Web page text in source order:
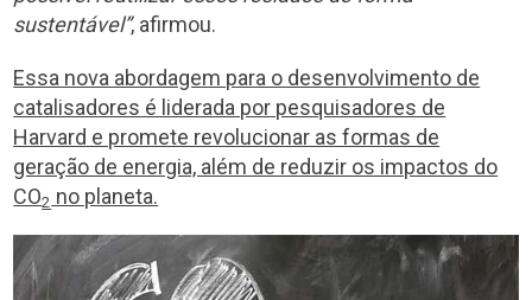
sustentável”, afirmou.
Essa nova abordagem para o desenvolvimento de
catalisadores é liderada por pesquisadores de
Harvard e promete revolucionar as formas de
geração de energia, além de reduzir os impactos do
CO2 no planeta.